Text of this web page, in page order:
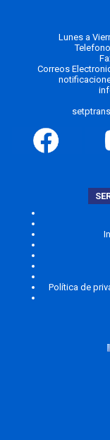
Lunes a
Correos
Política de